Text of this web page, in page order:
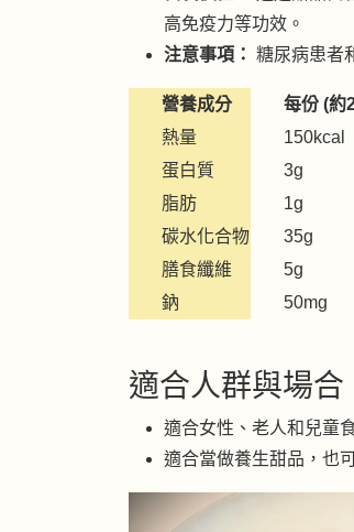
高免疫力等功效。
注意事項： 糖尿病患者
營養成分
每份 (約
熱量
150kcal
蛋白質
3g
脂肪
1g
碳水化合物
35g
膳食纖維
5g
鈉
50mg
適合人群與場合
適合女性、老人和兒童
適合當做養生甜品，也